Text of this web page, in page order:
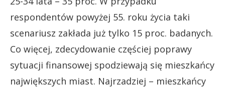
respondentów powyżej 55. roku życia taki
scenariusz zakłada już tylko 15 proc. badanych.
Co więcej, zdecydowanie częściej poprawy
sytuacji finansowej spodziewają się mieszkańcy
największych miast. Najrzadziej – mieszkańcy